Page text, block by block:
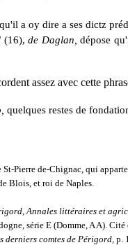
a oy dire a ses dictz
(16),de Daglan,dépose
assez avec cette
quelques restes de
Pierre de-Chignac, qui
Blois, et roi de Naples.
Annales littéraires et
série E (Domme, A A). Cité
derniers comtes de Périgord, p.